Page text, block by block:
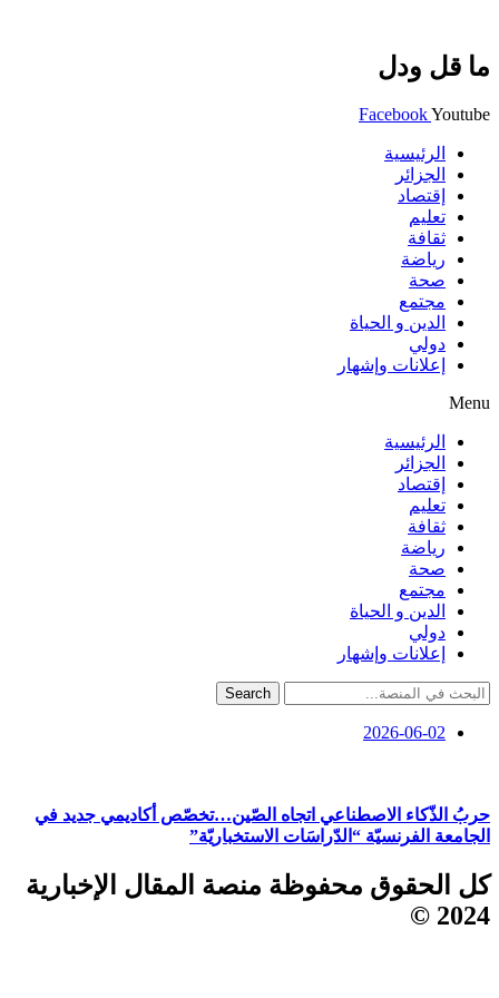
ما قل ودل
FacebookYoutube
الرئيسية
الجزائر
إقتصاد
تعليم
ثقافة
رياضة
صحة
مجتمع
الدين و الحياة
دولي
إعلانات وإشهار
Menu
الرئيسية
الجزائر
إقتصاد
تعليم
ثقافة
رياضة
صحة
مجتمع
الدين و الحياة
دولي
إعلانات وإشهار
Search
2026-06-02
حربُ الذّكاء الاصطناعي اتجاه الصّين…تخصّص أكاديمي جديد في
الجامعة الفرنسيّة “الدّراسَات الاستخباريّة”
كل الحقوق محفوظة منصة المقال الإخبارية
2024 ©